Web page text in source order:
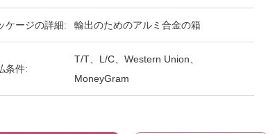
ケージの詳細: 輸出のためのアルミ合金の箱
条件:
T/T、L/C、Western Union、
MoneyGram